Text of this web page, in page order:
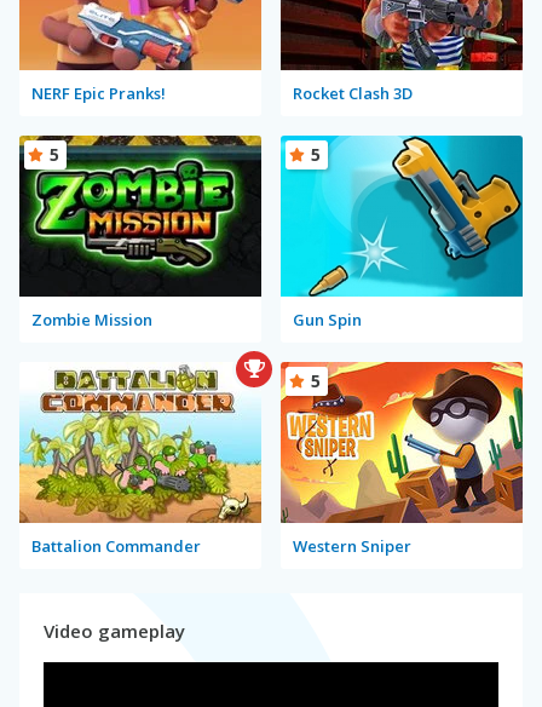
NERF Epic Pranks! Rocket Clash 3D
Zombie Mission
5
Gun Spin
5
Battalion Commander Western Sniper
5
Video gameplay